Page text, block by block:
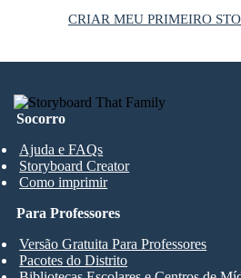
CRIAR MEU PRIMEIRO
Socorro
Ajuda e FAQs
Storyboard Creator
Como imprimir
Para Professores
Versão Gratuita Para Professores
Pacotes do Distrito